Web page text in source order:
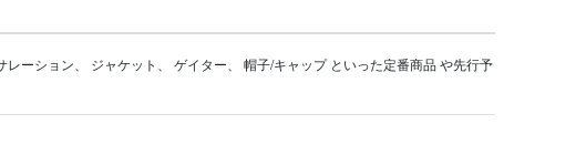
レーション ジャケット ゲイター 帽子/キャップといった定番商品 や先行予